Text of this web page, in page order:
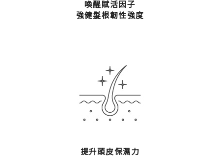
喚醒賦活因子
強健髮根韌性強度
提升頭皮保濕力